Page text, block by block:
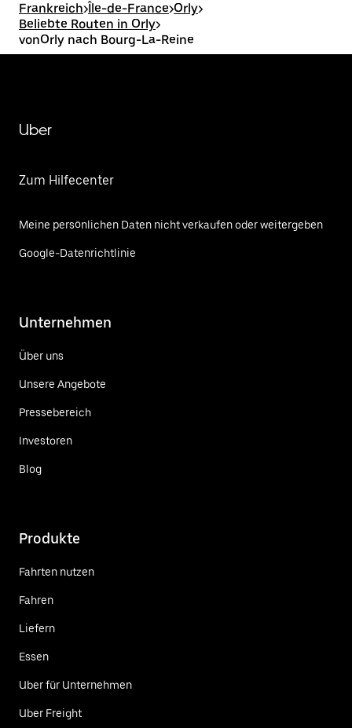
Frankreich>Île-de-France>Orly>
Beliebte Routen in Orly>
vonOrly nach Bourg-La-Reine
Uber
Zum Hilfecenter
Meine persönlichen Daten nicht verkaufen oder weitergeben
Google-Datenrichtlinie
Unternehmen
Über uns
Unsere Angebote
Pressebereich
Investoren
Blog
Produkte
Fahrten nutzen
Fahren
Liefern
Essen
Uber für Unternehmen
Uber Freight